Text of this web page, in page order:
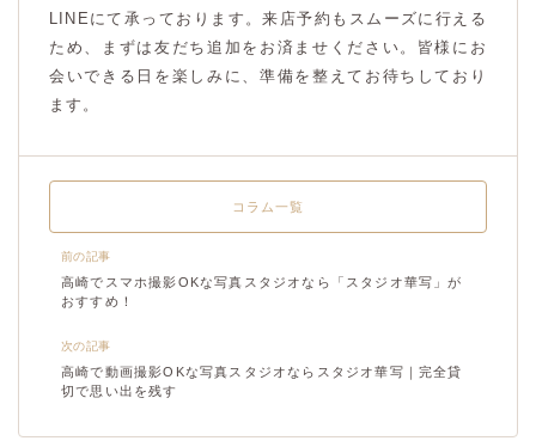
LINEにて承っております。来店予約もスムーズに行える
ため、まずは友だち追加をお済ませください。皆様にお
会いできる日を楽しみに、準備を整えてお待ちしており
ます。
前の記事
高崎でスマホ撮影OKな写真スタジオなら「スタジオ華写」が
おすすめ！
コラム一覧
次の記事
高崎で動画撮影OKな写真スタジオならスタジオ華写｜完全貸
切で思い出を残す